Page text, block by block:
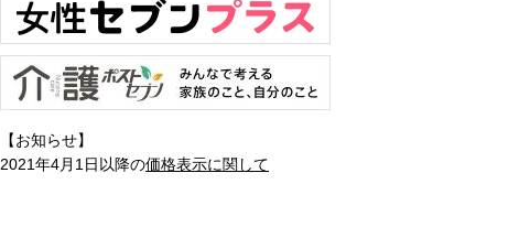
【お知らせ】
2021年4月1日以降の価格表示に関して